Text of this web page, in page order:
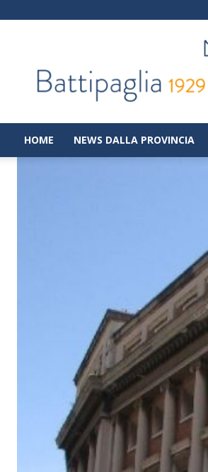
|
Notizie
dalla
città
di
HOME NEWS DALLA PROVINCIA